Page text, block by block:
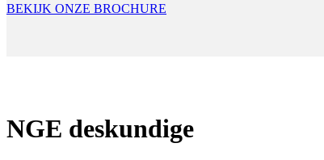
BEKIJK ONZE BROCHURE
NGE deskundige